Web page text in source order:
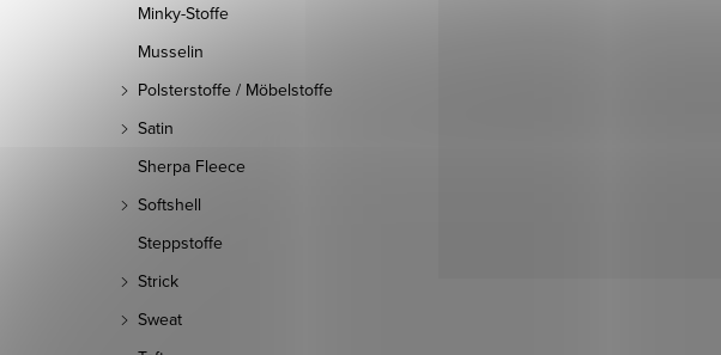
Minky-Stoffe
Musselin
Polsterstoffe / Möbelstoffe
Satin
Sherpa Fleece
Softshell
Steppstoffe
Strick
Sweat